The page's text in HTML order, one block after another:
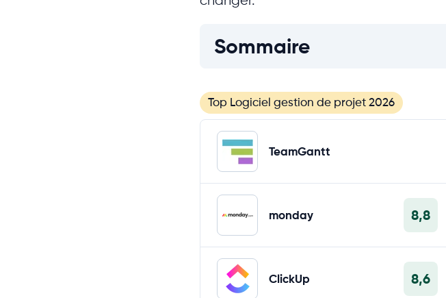
Sommaire
Top Logiciel gestion de projet 2026
TeamGantt
monday 8,8
ClickUp 8,6